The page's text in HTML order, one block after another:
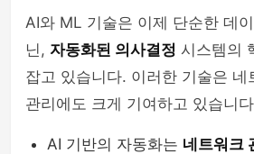
AI와 ML 기술은 이제 단순한 데
닌, 자동화된 의사결정 시스템의
잡고 있습니다. 이러한 기술은 네
관리에도 크게 기여하고 있습니
AI 기반의 자동화는 네트워크